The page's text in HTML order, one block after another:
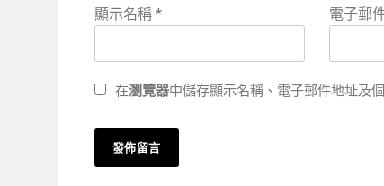
顯示名稱 * 電子郵
在瀏覽器中儲存顯示名稱、電子郵件地址及